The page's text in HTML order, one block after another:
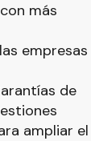
más
empresas
de
ampliar el